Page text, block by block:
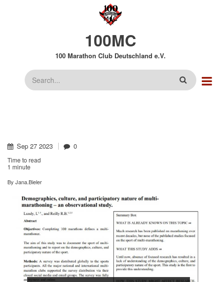
100MC
100 Marathon Club Deutschland e.V.
Suche
Sep 27 2023 0
Time to read
1 minute
By Jana.Bieler